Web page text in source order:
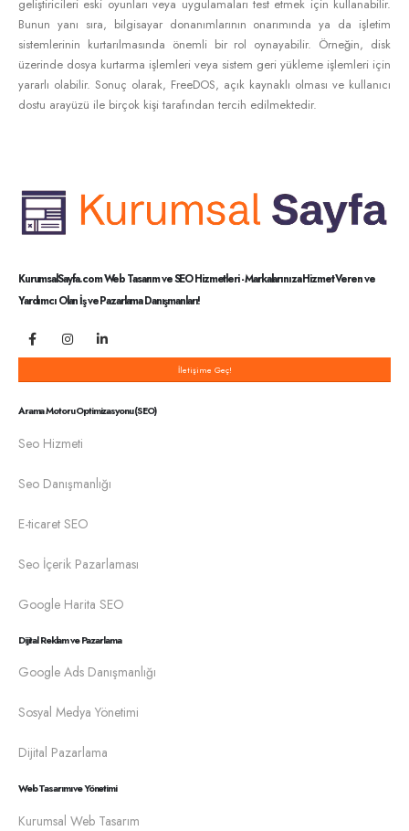
geliştiricileri eski oyunları veya uygulamaları test etmek için kullanabilir.
Bunun yanı sıra, bilgisayar donanımlarının onarımında ya da işletim
sistemlerinin kurtarılmasında önemli bir rol oynayabilir. Örneğin, disk
üzerinde dosya kurtarma işlemleri veya sistem geri yükleme işlemleri için
yararlı olabilir. Sonuç olarak, FreeDOS, açık kaynaklı olması ve kullanıcı
dostu arayüzü ile birçok kişi tarafından tercih edilmektedir.
KurumsalSayfa.com Web Tasarım ve SEO Hizmetleri - Markalarınıza Hizmet Veren ve
Yardımcı Olan İş ve Pazarlama Danışmanları!
İletişime Geç!
Arama Motoru Optimizasyonu (SEO)
Seo Hizmeti
Seo Danışmanlığı
E-ticaret SEO
Seo İçerik Pazarlaması
Google Harita SEO
Dijital Reklam ve Pazarlama
Google Ads Danışmanlığı
Sosyal Medya Yönetimi
Dijital Pazarlama
Web Tasarımı ve Yönetimi
Kurumsal Web Tasarım